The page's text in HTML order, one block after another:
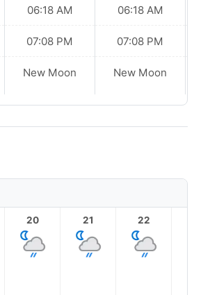
06:18 AM
07:08 PM
New Moon
06:18 AM
07:08 PM
New Moon
20 21 22